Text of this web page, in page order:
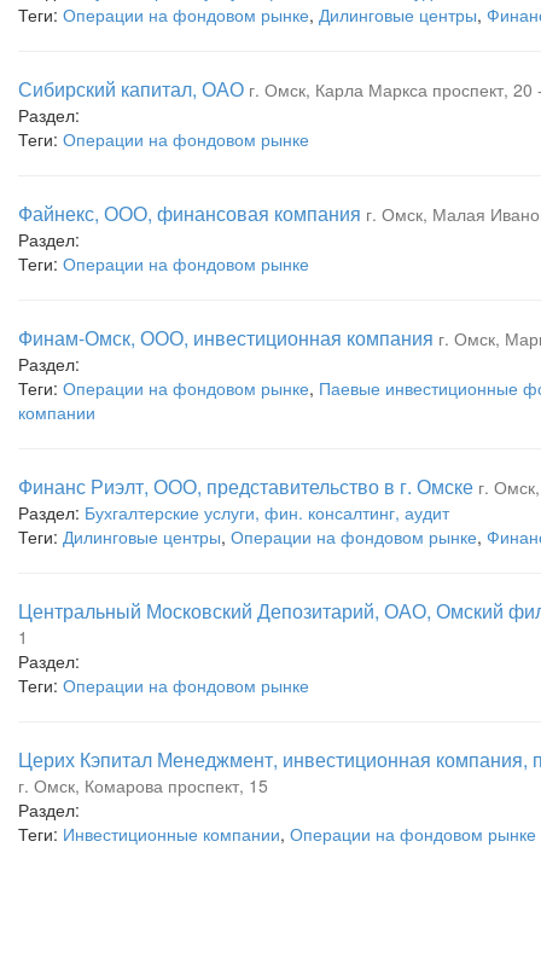
Теги: Операции на фондовом рынке, Дилинговые центры,
Сибирский капитал, ОАО г. Омск, Карла Маркса проспект, 20
Раздел:
Теги: Операции на фондовом рынке
Файнекс, ООО, финансовая компания г. Омск, Малая
Раздел:
Теги: Операции на фондовом рынке
Финам-Омск, ООО, инвестиционная компания г. Омск,
Раздел:
Теги: Операции на фондовом рынке, Паевые инвестиционные
компании
Финанс Риэлт, ООО, представительство в г. Омске г.
Раздел: Бухгалтерские услуги, фин. консалтинг, аудит
Теги: Дилинговые центры, Операции на фондовом рынке,
Центральный Московский Депозитарий, ОАО, Омский
1
Раздел:
Теги: Операции на фондовом рынке
Церих Кэпитал Менеджмент, инвестиционная компания,
г. Омск, Комарова проспект, 15
Раздел:
Теги: Инвестиционные компании, Операции на фондовом рынке